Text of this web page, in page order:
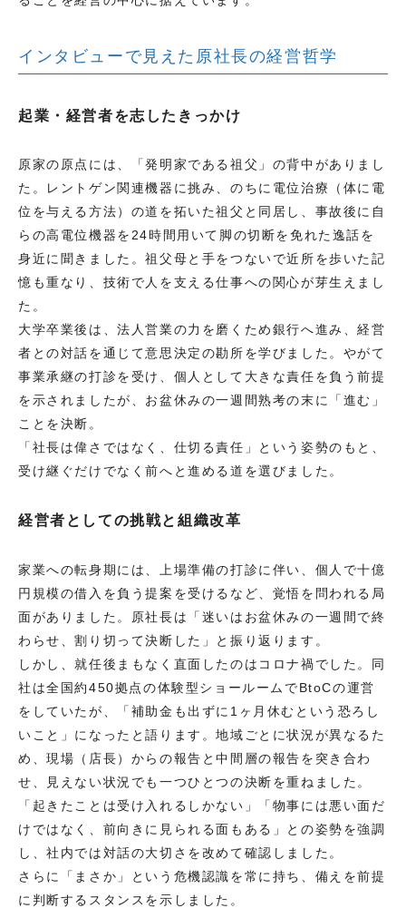
インタビューで見えた原社長の経営哲学
起業・経営者を志したきっかけ
原家の原点には、「発明家である祖父」の背中がありまし
た。レントゲン関連機器に挑み、のちに電位治療（体に電
位を与える方法）の道を拓いた祖父と同居し、事故後に自
らの高電位機器を24時間用いて脚の切断を免れた逸話を
身近に聞きました。祖父母と手をつないで近所を歩いた記
憶も重なり、技術で人を支える仕事への関心が芽生えまし
た。
大学卒業後は、法人営業の力を磨くため銀行へ進み、経営
者との対話を通じて意思決定の勘所を学びました。やがて
事業承継の打診を受け、個人として大きな責任を負う前提
を示されましたが、お盆休みの一週間熟考の末に「進む」
ことを決断。
「社長は偉さではなく、仕切る責任」という姿勢のもと、
受け継ぐだけでなく前へと進める道を選びました。
経営者としての挑戦と組織改革
家業への転身期には、上場準備の打診に伴い、個人で十億
円規模の借入を負う提案を受けるなど、覚悟を問われる局
面がありました。原社長は「迷いはお盆休みの一週間で終
わらせ、割り切って決断した」と振り返ります。
しかし、就任後まもなく直面したのはコロナ禍でした。同
社は全国約450拠点の体験型ショールームでBtoCの運営
をしていたが、「補助金も出ずに1ヶ月休むという恐ろし
いこと」になったと語ります。地域ごとに状況が異なるた
め、現場（店長）からの報告と中間層の報告を突き合わ
せ、見えない状況でも一つひとつの決断を重ねました。
「起きたことは受け入れるしかない」「物事には悪い面だ
けではなく、前向きに見られる面もある」との姿勢を強調
し、社内では対話の大切さを改めて確認しました。
さらに「まさか」という危機認識を常に持ち、備えを前提
に判断するスタンスを示しました。